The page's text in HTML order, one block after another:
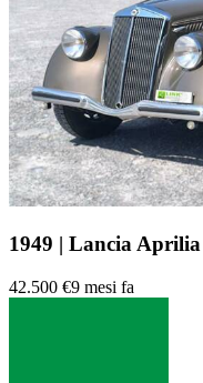
1949 | Lancia Aprilia
42.500 €9 mesi fa